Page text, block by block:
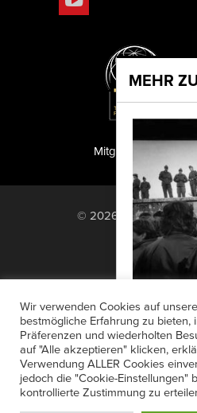
MEHR
Visa pour
Mit seiner
Mitglied der TIPA
© 2026 PF Publishing
Nach
Anzeigensuche
Shop
Widerrufsbelehrung
AGB
Newsletter-
Verträge hier kündigen
Passwort
Wir verwenden Cookies auf
bestmögliche Erfahrung zu
Präferenzen und wiederholten
auf "Alle akzeptieren" klicken,
Verwendung ALLER Cookies
jedoch die "Cookie-Einstellungen"
kontrollierte Zustimmung zu